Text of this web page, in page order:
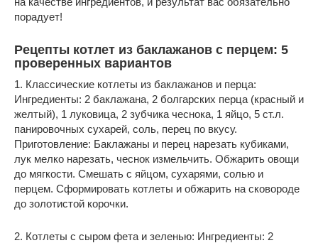
порадует!
Рецепты котлет из баклажанов с перцем: 5
проверенных вариантов
1. Классические котлеты из баклажанов и перца:
Ингредиенты: 2 баклажана, 2 болгарских перца (красный и
желтый), 1 луковица, 2 зубчика чеснока, 1 яйцо, 5 ст.л.
панировочных сухарей, соль, перец по вкусу.
Приготовление: Баклажаны и перец нарезать кубиками,
лук мелко нарезать, чеснок измельчить. Обжарить овощи
до мягкости. Смешать с яйцом, сухарями, солью и
перцем. Сформировать котлеты и обжарить на сковороде
до золотистой корочки.
2. Котлеты с сыром фета и зеленью: Ингредиенты: 2